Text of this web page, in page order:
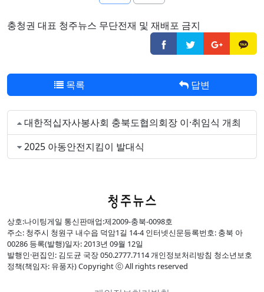
충청권 대표 청주뉴스 무단전재 및 재배포 금지
목록 답변
대한적십자사봉사회 충북도협의회장 이·취임식 개최
2025 아동안전지킴이 발대식
상호:나이팅게일 통신판매업:제2009-충북-0098호
주소: 청주시 청원구 내수읍 덕암1길 14-4 인터넷신문등록번호: 충북 아
00286 등록(발행)일자: 2013년 09월 12일
발행인·편집인: 김도균 국장 050.2777.7114 개인정보처리방침 청소년보호
정책(책임자: 유풍자) Copyright ⓒ All rights reserved